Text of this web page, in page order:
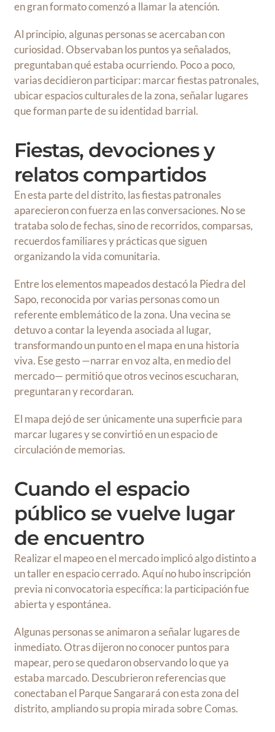
en gran formato comenzó a llamar la atención.
Al principio, algunas personas se acercaban con
curiosidad. Observaban los puntos ya señalados,
preguntaban qué estaba ocurriendo. Poco a poco,
varias decidieron participar: marcar fiestas patronales,
ubicar espacios culturales de la zona, señalar lugares
que forman parte de su identidad barrial.
Fiestas, devociones y
relatos compartidos
En esta parte del distrito, las fiestas patronales
aparecieron con fuerza en las conversaciones. No se
trataba solo de fechas, sino de recorridos, comparsas,
recuerdos familiares y prácticas que siguen
organizando la vida comunitaria.
Entre los elementos mapeados destacó la Piedra del
Sapo, reconocida por varias personas como un
referente emblemático de la zona. Una vecina se
detuvo a contar la leyenda asociada al lugar,
transformando un punto en el mapa en una historia
viva. Ese gesto —narrar en voz alta, en medio del
mercado— permitió que otros vecinos escucharan,
preguntaran y recordaran.
El mapa dejó de ser únicamente una superficie para
marcar lugares y se convirtió en un espacio de
circulación de memorias.
Cuando el espacio
público se vuelve lugar
de encuentro
Realizar el mapeo en el mercado implicó algo distinto a
un taller en espacio cerrado. Aquí no hubo inscripción
previa ni convocatoria específica: la participación fue
abierta y espontánea.
Algunas personas se animaron a señalar lugares de
inmediato. Otras dijeron no conocer puntos para
mapear, pero se quedaron observando lo que ya
estaba marcado. Descubrieron referencias que
conectaban el Parque Sangarará con esta zona del
distrito, ampliando su propia mirada sobre Comas.